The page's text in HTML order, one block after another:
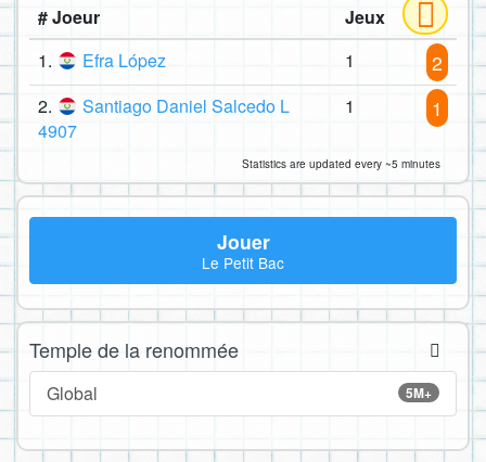
# Joeur
Jeux
1.
Efra López 1 2
2.
Santiago Daniel Salcedo L
4907
1 1
Statistics are updated every ~5 minutes
Jouer
Le Petit Bac
Temple de la renommée
5M+
Global